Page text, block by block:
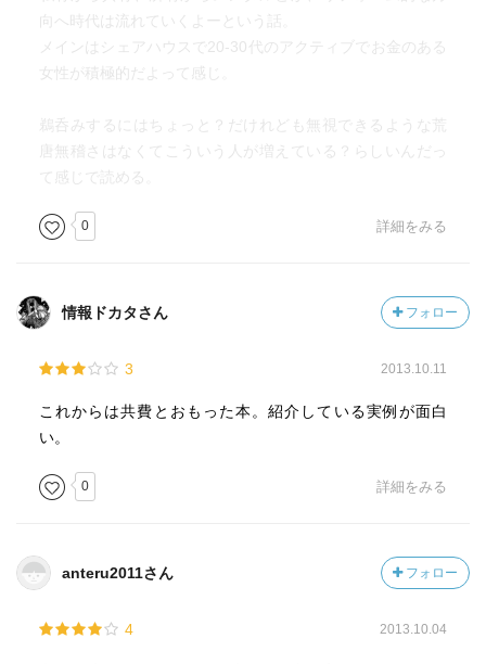
向へ時代は流れていくよーという話。
メインはシェアハウスで20-30代のアクティブでお金のある
女性が積極的だよって感じ。
鵜呑みするにはちょっと？だけれども無視できるような荒
唐無稽さはなくてこういう人が増えている？らしいんだっ
て感じで読める。
0 詳細をみる
情報ドカタさん フォロー
3 2013.10.11
これからは共費とおもった本。紹介している実例が面白
い。
0 詳細をみる
anteru2011さん フォロー
4 2013.10.04